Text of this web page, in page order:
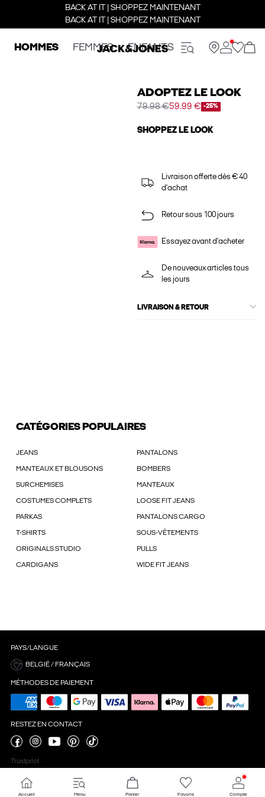
BACK AT IT | SHOPPEZ MAINTENANT
BACK AT IT | SHOPPEZ MAINTENANT
HOMMES FEMMES ENFANTS
ADOPTEZ LE LOOK
79.98 €59.99 € -25%
SHOPPEZ LE LOOK
Livraison offerte dès € 40
d'achat
Retour sous 100 jours
Essayez avant d'acheter
De nouveaux articles tous
les jours
LIVRAISON & RETOUR
CATÉGORIES POPULAIRES
JEANS PANTALONS
MANTEAUX ET BLOUSONS BOMBERS
SURCHEMISES MANTEAUX
COSTUMES COMPLETS LOOSE FIT JEANS
PARKAS PANTALONS CARGO
T-SHIRTS SOUS-VÊTEMENTS
ORIGINALS STUDIO PULLS
CARDIGANS WIDE FIT JEANS
PAYS/LANGUE
BELGIË / FRANÇAIS
MÉTHODES DE PAIEMENT
RESTEZ EN CONTACT
Trustpilot
Accueil Menu Panier Favoris Compte